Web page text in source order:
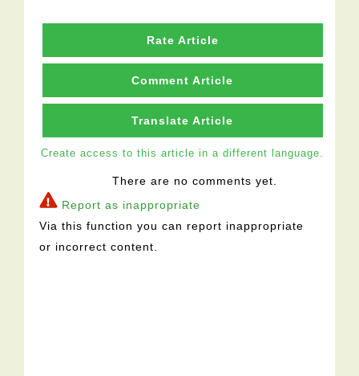
Rate Article
Comment Article
Translate Article
Create access to this article in a different language.
There are no comments yet.
Report as inappropriate
Via this function you can report inappropriate
or incorrect content.